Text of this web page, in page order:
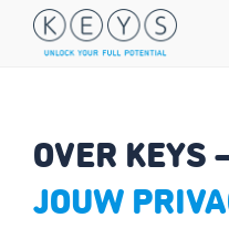
OVER KEYS
JOUW